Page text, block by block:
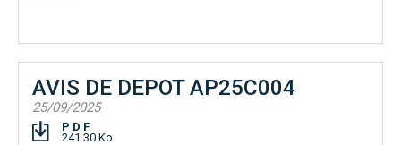
AVIS DE DEPOT AP25C004
25/09/2025
PDF
241.30 Ko